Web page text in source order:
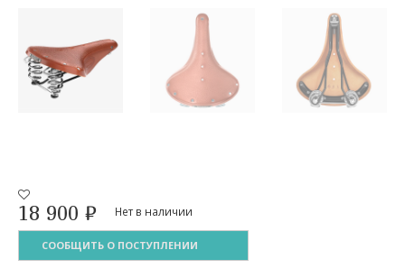
18 900 ₽ Нет в наличии
СООБЩИТЬ О ПОСТУПЛЕНИИ